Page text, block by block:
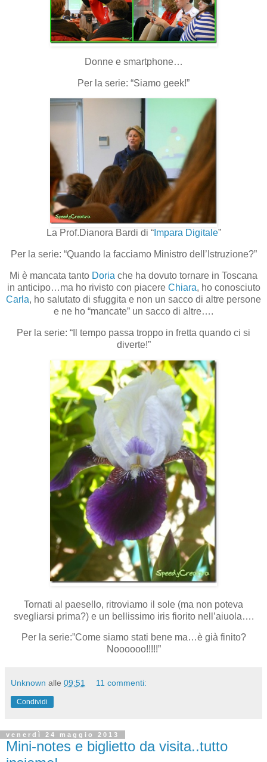
Donne e smartphone…
Per la serie: “Siamo geek!”
La Prof.Dianora Bardi di “Impara Digitale”
Per la serie: “Quando la facciamo Ministro dell’Istruzione?”
Mi è mancata tanto Doria che ha dovuto tornare in Toscana
in anticipo…ma ho rivisto con piacere Chiara, ho conosciuto
Carla, ho salutato di sfuggita e non un sacco di altre persone
e ne ho “mancate” un sacco di altre….
Per la serie: “Il tempo passa troppo in fretta quando ci si
diverte!”
Tornati al paesello, ritroviamo il sole (ma non poteva
svegliarsi prima?) e un bellissimo iris fiorito nell’aiuola….
Per la serie:”Come siamo stati bene ma…è già finito?
Noooooo!!!!!”
Unknown alle 09:51 11 commenti:
Condividi
venerdì 24 maggio 2013
Mini-notes e biglietto da visita..tutto